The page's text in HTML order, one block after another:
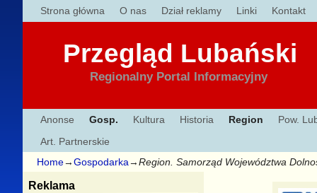
Strona główna O nas Dział reklamy Linki Kontakt
Przegląd Lubański
Regionalny Portal Informacyjny
Anonse Gosp. Kultura Historia Region
Pow.
Art. Partnerskie
Home→Gospodarka→Region. Samorząd Województwa
Reklama